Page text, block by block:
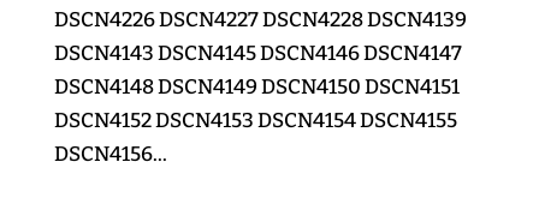
DSCN4226 DSCN4227 DSCN4228 DSCN4139
DSCN4143 DSCN4145 DSCN4146 DSCN4147
DSCN4148 DSCN4149 DSCN4150 DSCN4151
DSCN4152 DSCN4153 DSCN4154 DSCN4155
DSCN4156...